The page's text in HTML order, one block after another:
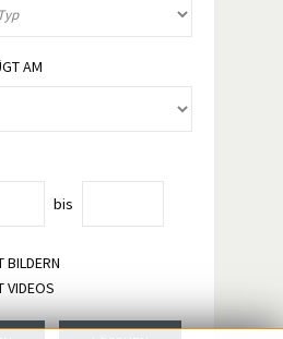
AM
bis
BILDERN
VIDEOS